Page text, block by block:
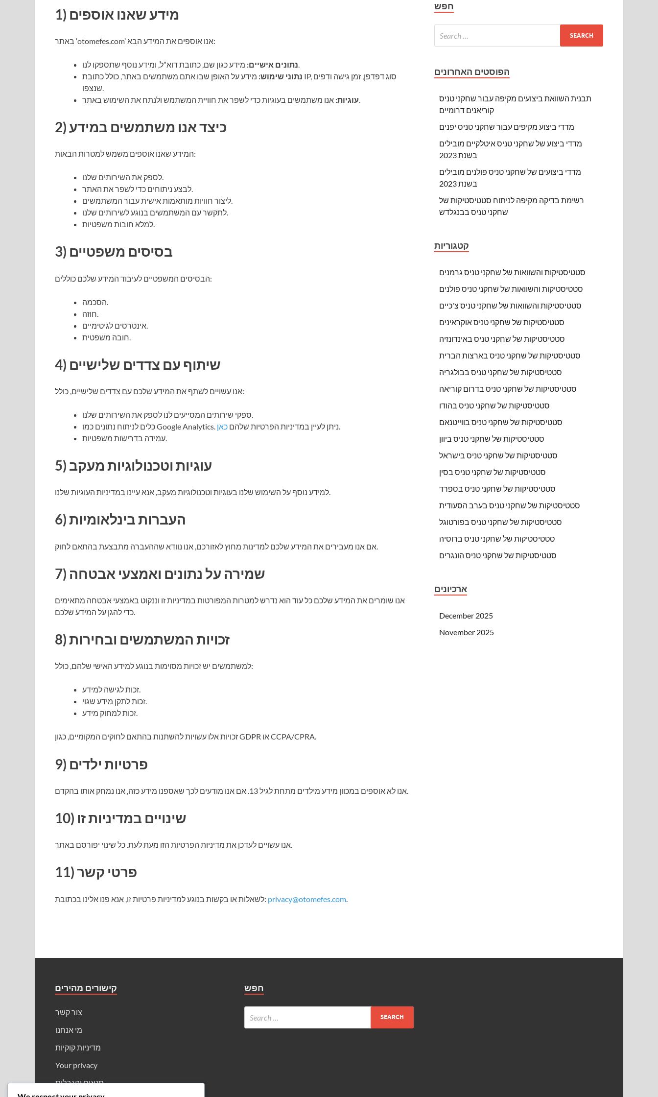
1) מידע שאנו אוספים
באתר ‘otomefes.com’ אנו אוספים את המידע הבא:
נתונים אישיים:
נתוני שימוש: מידע על האופן שבו אתם משתמשים באתר, כולל כתובת IP, סוג דפדפן, זמן גישה ודפים
עוגיות:
2) כיצד אנו משתמשים במידע
המידע שאנו אוספים משמש למטרות הבאות:
לספק את השירותים שלנו.
לבצע ניתוחים כדי לשפר את האתר.
ליצור חוויות מותאמות אישית עבור המשתמשים.
לתקשר עם המשתמשים בנוגע לשירותים שלנו.
למלא חובות משפטיות.
3) בסיסים משפטיים
הבסיסים המשפטיים לעיבוד המידע שלכם כוללים:
4) שיתוף עם צדדים שלישיים
אנו עשויים לשתף את המידע שלכם עם צדדים שלישיים, כולל:
ספקי שירותים המסייעים לנו לספק את השירותים שלנו.
כלים לניתוח נתונים כמו Google Analytics. ניתן לעיין במדיניות הפרטיות שלהם כאן
.
עמידה בדרישות משפטיות.
5) עוגיות וטכנולוגיות מעקב
למידע נוסף על השימוש שלנו בעוגיות וטכנולוגיות מעקב, אנא עיינו במדיניות העוגיות שלנו.
6) העברות בינלאומיות
7) שמירה על נתונים ואמצעי אבטחה
אנו שומרים את המידע שלכם כל עוד הוא נדרש למטרות המפורטות במדיניות זו וננקוט באמצעי אבטחה מתאימים
כדי להגן על המידע שלכם.
8) זכויות המשתמשים ובחירות
למשתמשים יש זכויות מסוימות בנוגע למידע האישי שלהם, כולל:
זכות לגישה למידע.
זכות לתקן מידע שגוי.
זכות למחוק מידע.
זכויות אלו עשויות להשתנות בהתאם לחוקים המקומיים, כגון GDPR או CCPA/CPRA.
9) פרטיות ילדים
10) שינויים במדיניות זו
אנו עשויים לעדכן את מדיניות הפרטיות הזו מעת לעת. כל שינוי יפורסם באתר.
11) פרטי קשר
לשאלות או בקשות בנוגע למדיניות פרטיות זו, אנא פנו אלינו בכתובת: privacy@otomefes.com
חפש
הפוסטים האחרונים
תבנית השוואת ביצועים מקיפה עבור שחקני טניס
קוריאנים דרומיים
מדדי ביצוע מקיפים עבור שחקני טניס יפנים
מדדי ביצוע של שחקני טניס איטלקיים מובילים
בשנת 2023
מדדי ביצועים של שחקני טניס פולנים מובילים
בשנת 2023
רשימת בדיקה מקיפה לניתוח סטטיסטיקות של
שחקני טניס בבנגלדש
קטגוריות
סטטיסטיקות והשוואות של שחקני טניס גרמנים
סטטיסטיקות והשוואות של שחקני טניס פולנים
סטטיסטיקות והשוואות של שחקני טניס צ'כיים
סטטיסטיקות של שחקני טניס אוקראינים
סטטיסטיקות של שחקני טניס באינדונזיה
סטטיסטיקות של שחקני טניס בארצות הברית
סטטיסטיקות של שחקני טניס בבולגריה
סטטיסטיקות של שחקני טניס בדרום קוריאה
סטטיסטיקות של שחקני טניס בהודו
סטטיסטיקות של שחקני טניס בווייטנאם
סטטיסטיקות של שחקני טניס ביוון
סטטיסטיקות של שחקני טניס בישראל
סטטיסטיקות של שחקני טניס בסין
סטטיסטיקות של שחקני טניס בספרד
סטטיסטיקות של שחקני טניס בערב הסעודית
סטטיסטיקות של שחקני טניס בפורטוגל
סטטיסטיקות של שחקני טניס ברוסיה
סטטיסטיקות של שחקני טניס הונגרים
ארכיונים
December 2025
November 2025
קישורים מהירים
צור קשר
מי אנחנו
מדיניות קוקיות
Your privacy
תנאים והגבלות
חפש